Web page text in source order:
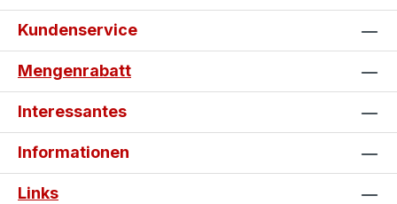
Kundenservice
Mengenrabatt
Interessantes
Informationen
Links